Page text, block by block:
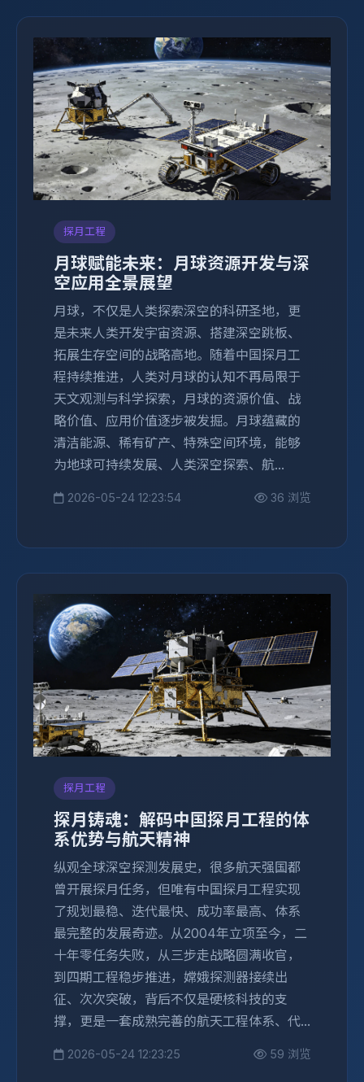
探月工程
月球赋能未来：月球资源开发与深
空应用全景展望
月球，不仅是人类探索深空的科研圣地，更
是未来人类开发宇宙资源、搭建深空跳板、
拓展生存空间的战略高地。随着中国探月工
程持续推进，人类对月球的认知不再局限于
天文观测与科学探索，月球的资源价值、战
略价值、应用价值逐步被发掘。月球蕴藏的
清洁能源、稀有矿产、特殊空间环境，能够
为地球可持续发展、人类深空探索、航...
2026-05-24 12:23:54 36 浏览
探月工程
探月铸魂：解码中国探月工程的体
系优势与航天精神
纵观全球深空探测发展史，很多航天强国都
曾开展探月任务，但唯有中国探月工程实现
了规划最稳、迭代最快、成功率最高、体系
最完整的发展奇迹。从2004年立项至今，二
十年零任务失败，从三步走战略圆满收官，
到四期工程稳步推进，嫦娥探测器接续出
征、次次突破，背后不仅是硬核科技的支
撑，更是一套成熟完善的航天工程体系、代...
2026-05-24 12:23:25 59 浏览